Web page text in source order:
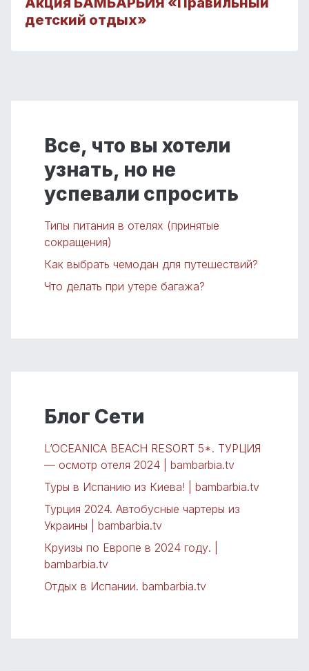
детский отдых»
Все, что вы хотели
узнать, но не
успевали спросить
Типы питания в отелях (принятые
сокращения)
Как выбрать чемодан для путешествий?
Что делать при утере багажа?
Блог Сети
L’OCEANICA BEACH RESORT 5*. ТУРЦИЯ
— осмотр отеля 2024 | bambarbia.tv
Туры в Испанию из Киева! | bambarbia.tv
Турция 2024. Автобусные чартеры из
Украины | bambarbia.tv
Круизы по Европе в 2024 году. |
bambarbia.tv
Отдых в Испании. bambarbia.tv